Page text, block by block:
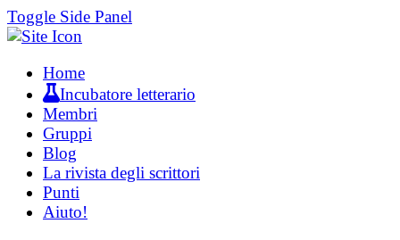
Toggle Side Panel
Home
Incubatore letterario
Membri
Gruppi
Blog
La rivista degli scrittori
Punti
Aiuto!